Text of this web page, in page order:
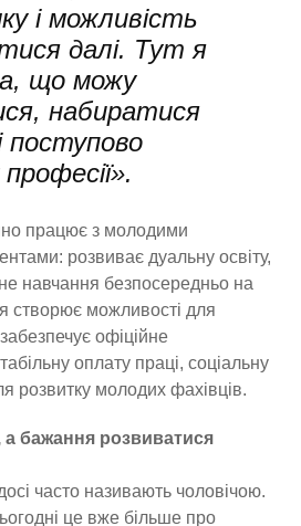
і можливість
далі. Тут я
що можу
набиратися
поступово
працює з молодими
розвиває дуальну освіту,
навчання безпосередньо на
створює можливості для
офіційне
оплату праці, соціальну
розвитку молодих фахівців.
бажання розвиватися
часто називають чоловічою.
це вже більше про